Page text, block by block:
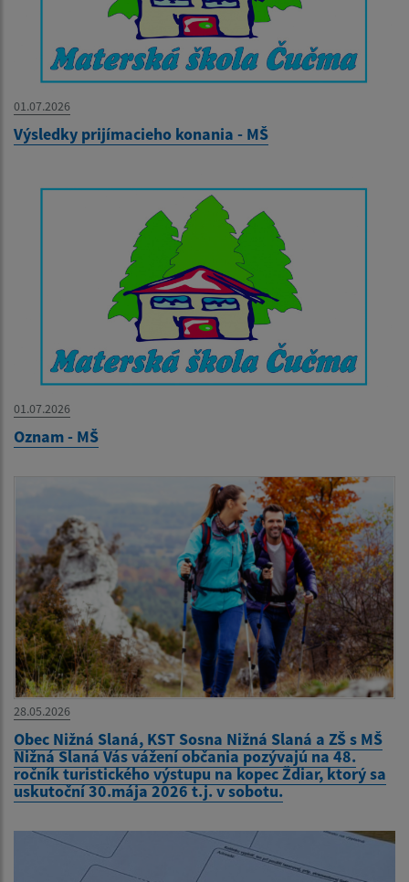
01.07.2026
Výsledky prijímacieho konania - MŠ
01.07.2026
Oznam - MŠ
28.05.2026
Obec Nižná Slaná, KST Sosna Nižná Slaná a ZŠ s MŠ
Nižná Slaná Vás vážení občania pozývajú na 48.
ročník turistického výstupu na kopec Ždiar, ktorý sa
uskutoční 30.mája 2026 t.j. v sobotu.